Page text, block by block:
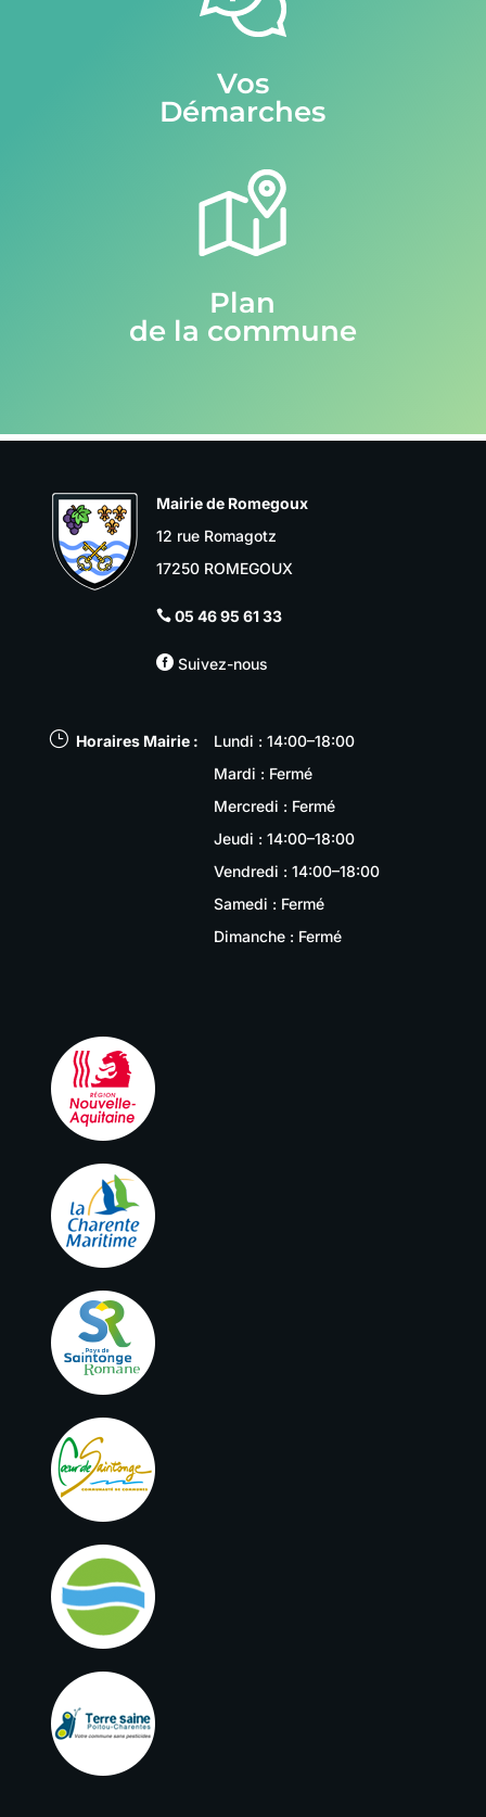
Vos
Démarches
Plan
de la commune
Mairie de Romegoux
12 rue Romagotz
17250 ROMEGOUX
 05 46 95 61 33
Suivez-nous
} Horaires Mairie :
Lundi : 14:00–18:00
Mardi : Fermé
Mercredi : Fermé
Jeudi : 14:00–18:00
Vendredi : 14:00–18:00
Samedi : Fermé
Dimanche : Fermé